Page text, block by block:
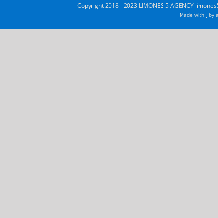
Copyright 2018 - 2023 LIMONES 5 AGENCY
Made with by